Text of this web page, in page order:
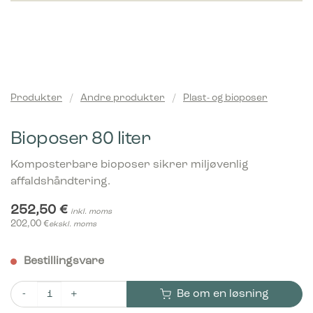
Produkter / Andre produkter / Plast- og bioposer
Bioposer 80 liter
Komposterbare bioposer sikrer miljøvenlig
affaldshåndtering.
252,50 € inkl. moms
202,00 €ekskl. moms
Bestillingsvare
Bioposer 80 liter antall
Be om en løsning